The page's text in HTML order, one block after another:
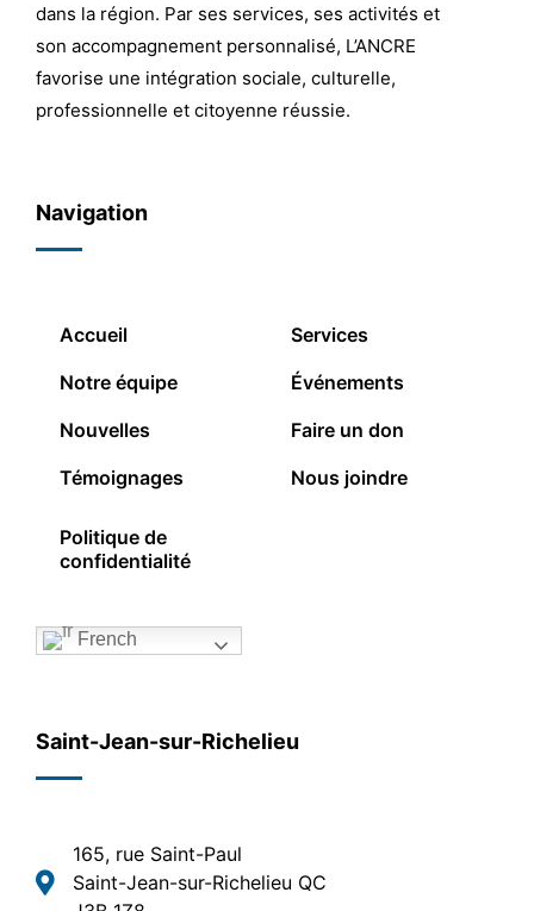
dans la région. Par ses services, ses activités et
son accompagnement personnalisé, L’ANCRE
favorise une intégration sociale, culturelle,
professionnelle et citoyenne réussie.
Navigation
Accueil
Notre équipe
Nouvelles
Témoignages
Services
Événements
Faire un don
Nous joindre
Politique de
confidentialité
French
Saint-Jean-sur-Richelieu
165, rue Saint-Paul
Saint-Jean-sur-Richelieu QC